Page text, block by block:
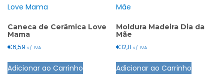
Caneca de Cerâmica Love
Mama
€6,59 s/ IVA
Adicionar ao Carrinho
Moldura Madeira Dia da
Mãe
€12,11 s/ IVA
Adicionar ao Carrinho
This
product